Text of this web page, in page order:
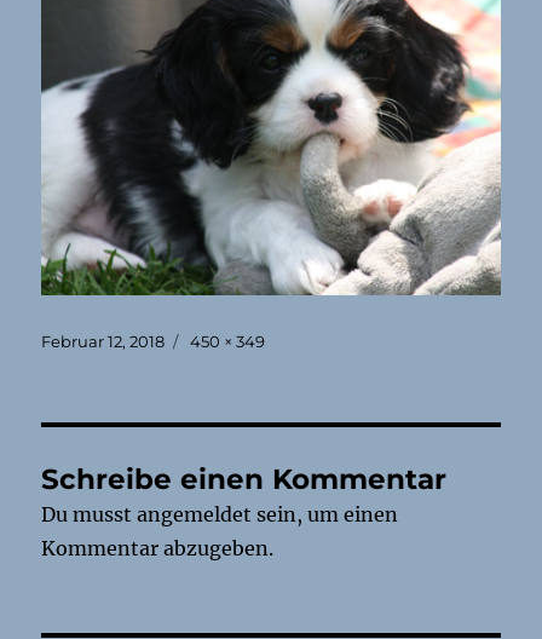
Veröffentlicht
Februar 12, 2018 Originalgröße
450 × 349
Schreibe einen Kommentar
Du musstangemeldet sein, um einen
Kommentar abzugeben.